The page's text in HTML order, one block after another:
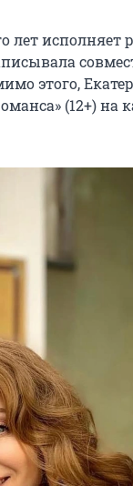
исполняет
этого,
(12+) на